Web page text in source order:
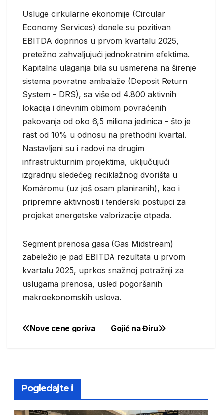
Usluge cirkularne ekonomije (Circular
Economy Services) donele su pozitivan
EBITDA doprinos u prvom kvartalu 2025,
pretežno zahvaljujući jednokratnim efektima.
Kapitalna ulaganja bila su usmerena na širenje
sistema povratne ambalaže (Deposit Return
System – DRS), sa više od 4.800 aktivnih
lokacija i dnevnim obimom povraćenih
pakovanja od oko 6,5 miliona jedinica – što je
rast od 10% u odnosu na prethodni kvartal.
Nastavljeni su i radovi na drugim
infrastrukturnim projektima, uključujući
izgradnju sledećeg reciklažnog dvorišta u
Komáromu (uz još osam planiranih), kao i
pripremne aktivnosti i tenderski postupci za
projekat energetske valorizacije otpada.
Segment prenosa gasa (Gas Midstream)
zabeležio je pad EBITDA rezultata u prvom
kvartalu 2025, uprkos snažnoj potražnji za
uslugama prenosa, usled pogoršanih
makroekonomskih uslova.
Post
Gojić na Điru
Nove cene goriva
Pogledajte i